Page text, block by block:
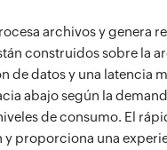
archivos y genera
construidos sobre la
de datos y una latencia
abajo según la
de consumo. El
proporciona una